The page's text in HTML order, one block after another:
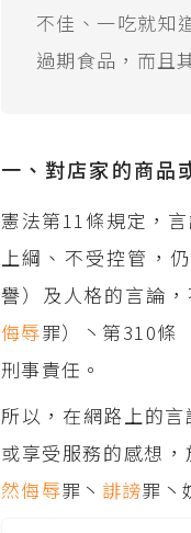
不佳、一吃就知
過期食品，而且
一、對店家的商品
憲法第11條規定，
上綱、不受控管，
譽）及人格的言論
侮辱罪）丶第310條
刑事責任。
所以，在網路上的
或享受服務的感想
然侮辱罪丶 誹謗罪丶